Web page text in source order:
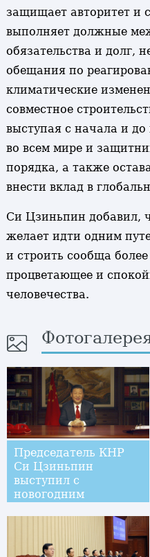
защищает авторитет и
выполняет должные
обязательства и долг,
обещания по
климатические
совместное
выступая с начала и
во всем мире и
порядка, а также
внести вклад в
Си Цзиньпин добавил,
желает идти одним
и строить сообща
процветающее и
человечества.
Председатель КНР
Си Цзиньпин
выступил с
новогодним